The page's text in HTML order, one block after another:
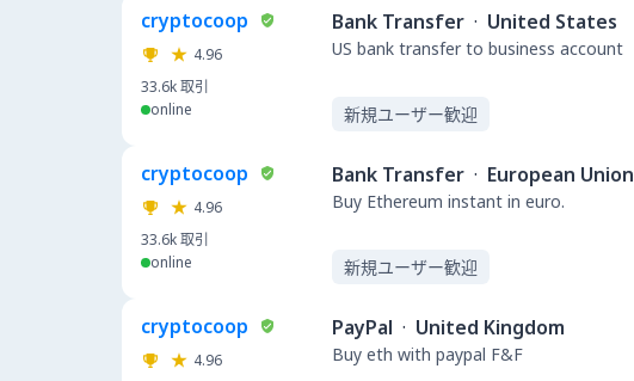
cryptocoop
4.96
33.6k取引
online
Bank Transfer · United States
US bank transfer to business account
新規ユーザー歓迎
cryptocoop
4.96
33.6k取引
online
Bank Transfer · European Union
Buy Ethereum instant in euro.
新規ユーザー歓迎
cryptocoop
4.96
PayPal · United Kingdom
Buy eth with paypal F&F